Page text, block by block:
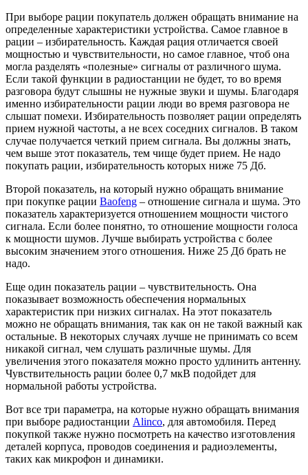
При выборе рации покупатель должен обращать внимание на
определенные характеристики устройства. Самое главное в
рации – избирательность. Каждая рация отличается своей
мощностью и чувствительности, но самое главное, чтоб она
могла разделять «полезные» сигналы от различного шума.
Если такой функции в радиостанции не будет, то во время
разговора будут слышны не нужные звуки и шумы. Благодаря
именно избирательности рации люди во время разговора не
слышат помехи. Избирательность позволяет рации определять
прием нужной частоты, а не всех соседних сигналов. В таком
случае получается четкий прием сигнала. Вы должны знать,
чем выше этот показатель, тем чище будет прием. Не надо
покупать рации, избирательность которых ниже 75 Дб.
Второй показатель, на который нужно обращать внимание
при покупке рации Baofeng – отношение сигнала и шума. Это
показатель характеризуется отношением мощности чистого
сигнала. Если более понятно, то отношение мощности голоса
к мощности шумов. Лучше выбирать устройства с более
высоким значением этого отношения. Ниже 25 Дб брать не
надо.
Еще один показатель рации – чувствительность. Она
показывает возможность обеспечения нормальных
характеристик при низких сигналах. На этот показатель
можно не обращать внимания, так как он не такой важный как
остальные. В некоторых случаях лучше не принимать со всем
никакой сигнал, чем слушать различные шумы. Для
увеличения этого показателя можно просто удлинить антенну.
Чувствительность рации более 0,7 мкВ подойдет для
нормальной работы устройства.
Вот все три параметра, на которые нужно обращать внимания
при выборе радиостанции Alinco, для автомобиля. Перед
покупкой также нужно посмотреть на качество изготовления
деталей корпуса, проводов соединения и радиоэлементы,
таких как микрофон и динамики.